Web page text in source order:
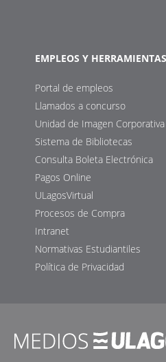
EMPLEOS Y HERRAMIENTAS
Portal de empleos
Llamados a concurso
Unidad de Imagen Corporativa
Sistema de Bibliotecas
Consulta Boleta Electrónica
Pagos Online
ULagosVirtual
Procesos de Compra
Intranet
Normativas Estudiantiles
Política de Privacidad